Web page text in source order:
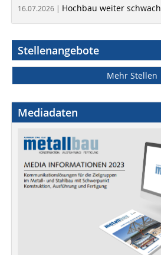
16.07.2026 | Hochbau weiter schwach
Stellenangebote
Mehr Stellen
Mediadaten